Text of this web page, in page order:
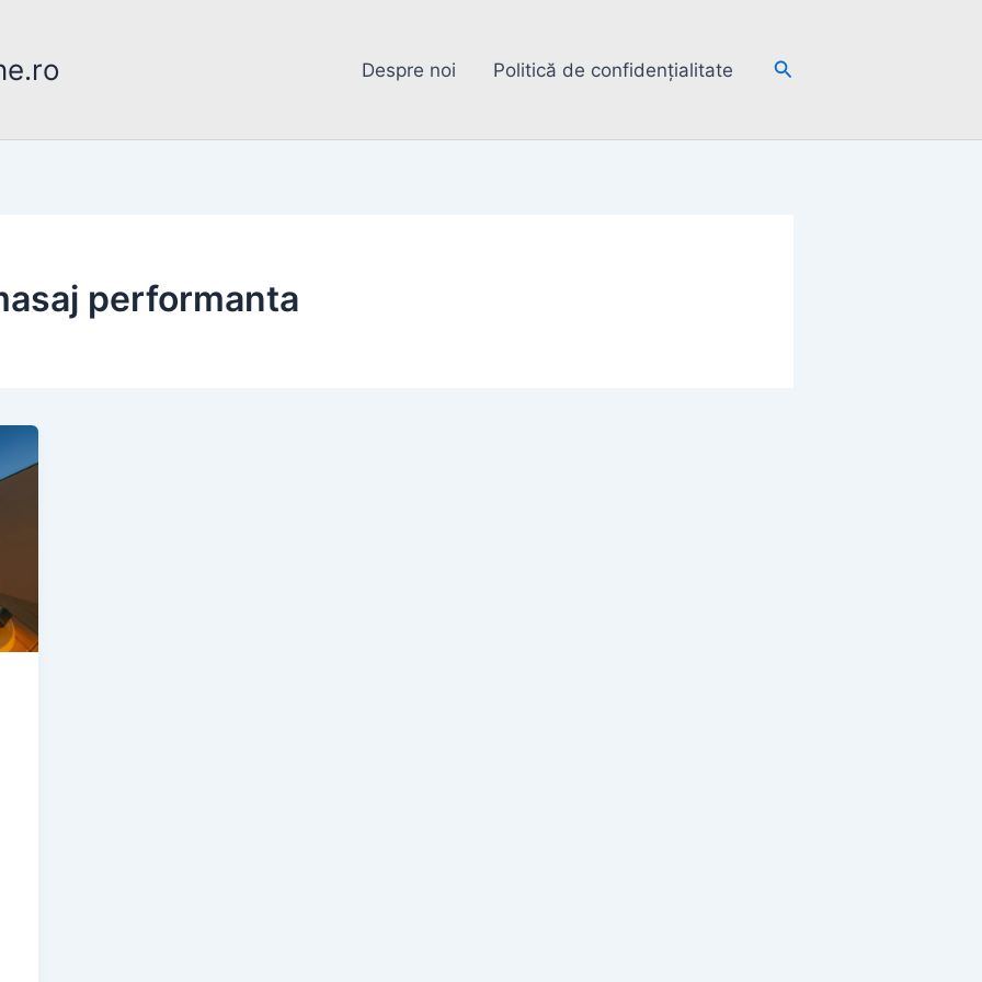
Despre noi Politică de confidențialitate Search
performanta